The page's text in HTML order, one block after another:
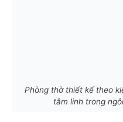
Phòng thờ thiết kế theo
tâm linh trong